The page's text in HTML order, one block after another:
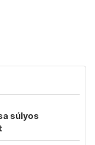
súlyos